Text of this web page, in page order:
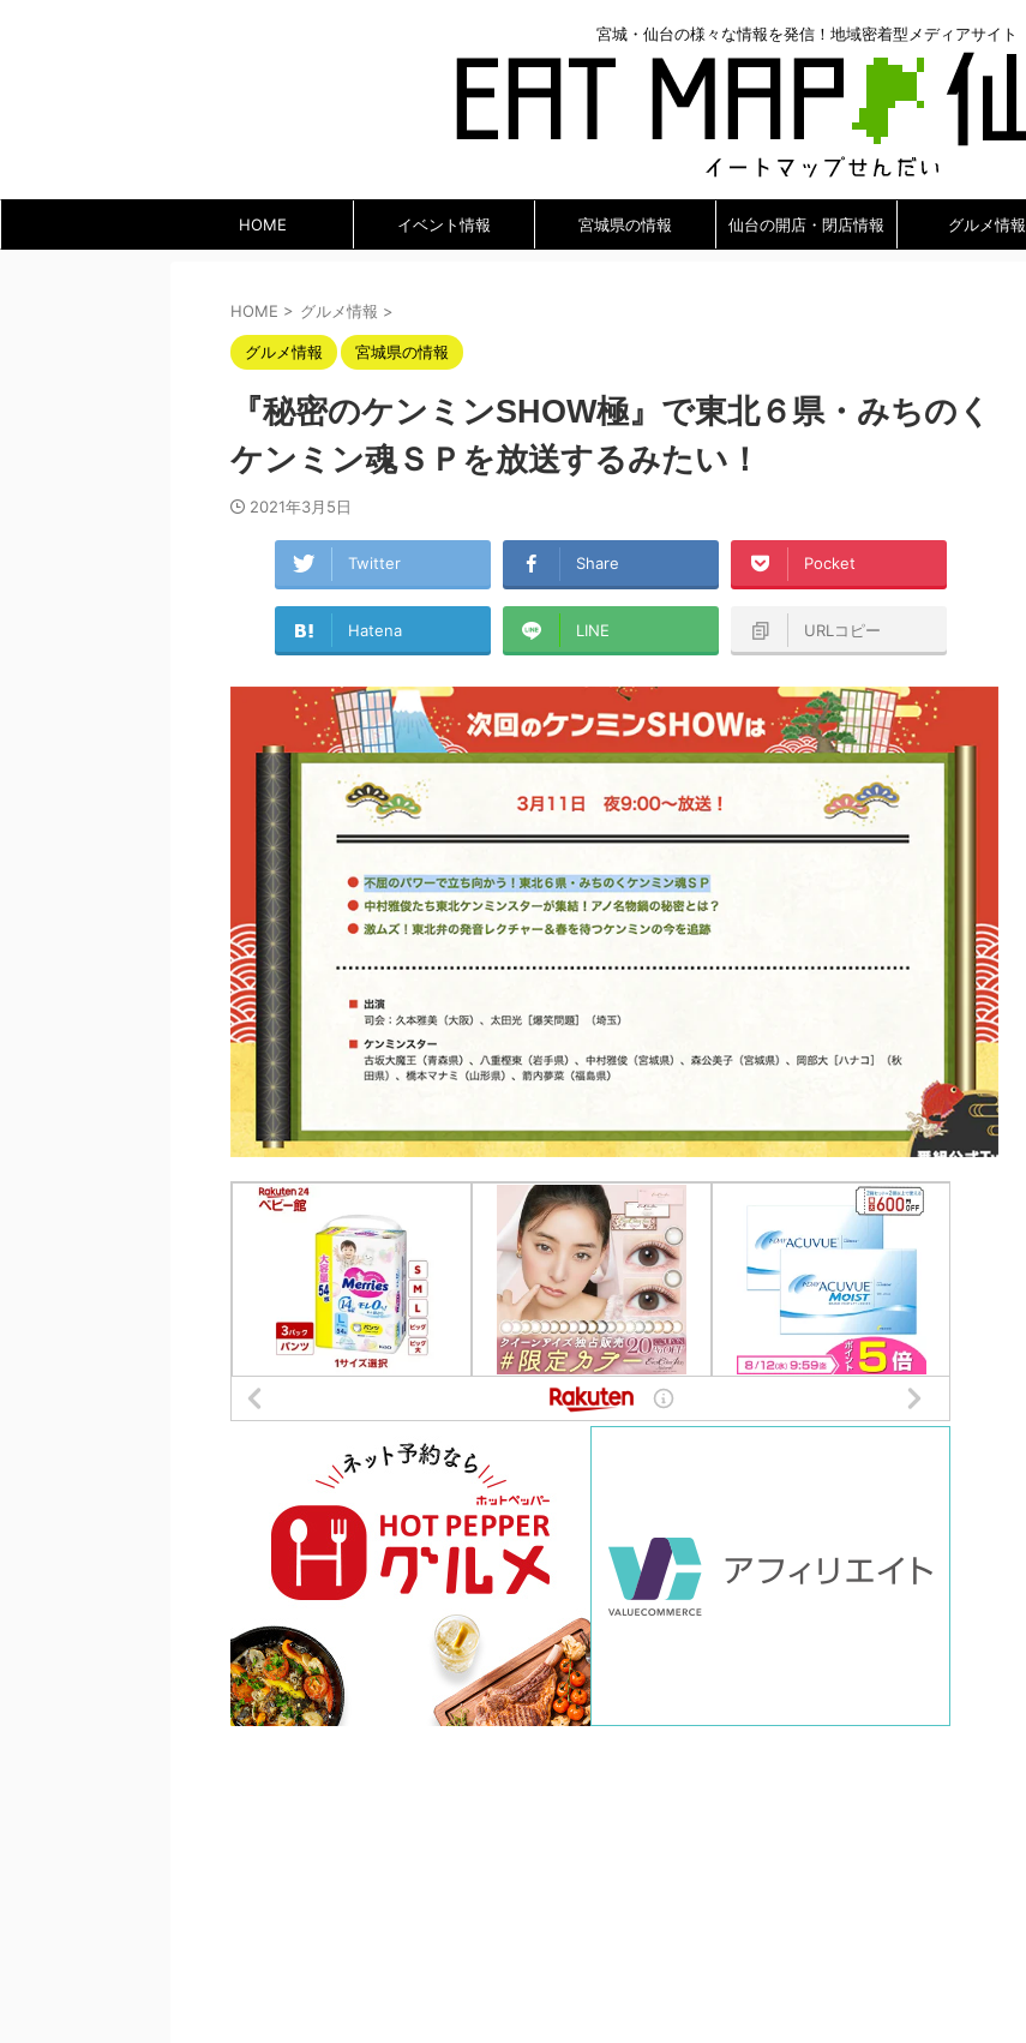
宮城・仙台の様々な情報を発信！地域密着型メディアサイト
HOME イベント情報 宮城県の情報 仙台の開店・閉店情報 グルメ情報
HOME > グルメ情報 >
グルメ情報 宮城県の情報
『秘密のケンミンSHOW極』で東北６県・みちのく
ケンミン魂ＳＰを放送するみたい！
2021年3月5日
Twitter Share Pocket
Hatena LINE URLコピー